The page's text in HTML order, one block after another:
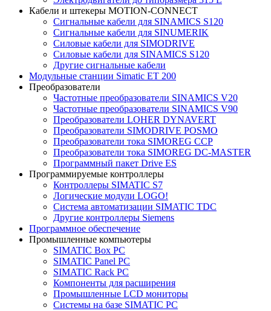
Кабели и штекеры MOTION-CONNECT
Сигнальные кабели для SINAMICS S120
Сигнальные кабели для SINUMERIK
Силовые кабели для SIMODRIVE
Силовые кабели для SINAMICS S120
Другие сигнальные кабели
Модульные станции Simatic ET 200
Преобразователи
Частотные преобразователи SINAMICS V20
Частотные преобразователи SINAMICS V90
Преобразователи LOHER DYNAVERT
Преобразователи SIMODRIVE POSMO
Преобразователи тока SIMOREG CCP
Преобразователи тока SIMOREG DC-MASTER
Программный пакет Drive ES
Программируемые контроллеры
Контроллеры SIMATIC S7
Логические модули LOGO!
Система автоматизации SIMATIC TDC
Другие контроллеры Siemens
Программное обеспечение
Промышленные компьютеры
SIMATIC Box PC
SIMATIC Panel PС
SIMATIC Rack PC
Компоненты для расширения
Промышленные LCD мониторы
Системы на базе SIMATIC PC